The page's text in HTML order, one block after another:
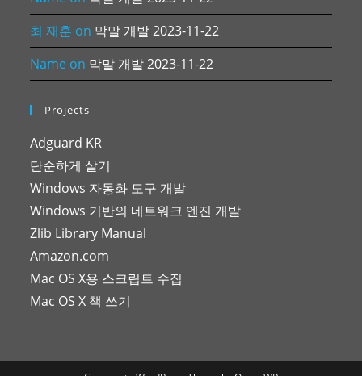
최 재훈 on 막말 개발 2023-11-22
Name on 막말 개발 2023-11-22
Projects
Adguard KR
단순하게 살기
Windows 자동화 도구 개발
Windows 기반의 네트워크 엔진 개발
Zlib Library Manual
Amazon.com
Mac OS X용 스크립트 수집
Mac OS X 책 쓰기